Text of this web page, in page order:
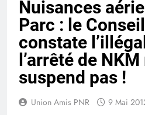
Nuisances
Parc : le
constate
l’arrêté de
suspend pas !
Union Amis PNR 9 Mai